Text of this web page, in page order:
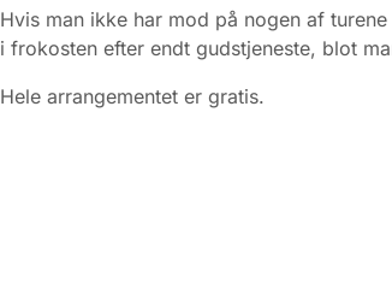
Hvis man ikke har mod på nogen af
i frokosten efter endt gudstjeneste, blot
Hele arrangementet er gratis.